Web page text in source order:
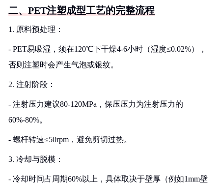
二、PET注塑成型工艺的完整流程
1. 原料预处理：
- PET易吸湿，须在120℃下干燥4-6小时（湿度≤0.02%），
否则注塑时会产生气泡或银纹。
2. 注射阶段：
- 注射压力建议80-120MPa，保压压力为注射压力的
60%-80%。
- 螺杆转速≤50rpm，避免剪切过热。
3. 冷却与脱模：
- 冷却时间占周期60%以上，具体取决于壁厚（例如1mm壁